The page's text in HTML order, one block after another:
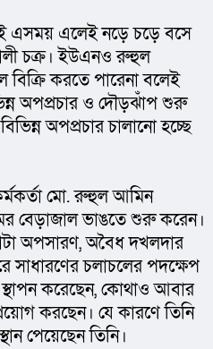
এসময় এলেই নড়ে চড়ে বসে
চক্র। ইউএনও রুহুল
করতে পারেনা বলেই
অপপ্রচার ও দৌড়ঝাঁপ শুরু
অপপ্রচার চালানো হচ্ছে
মো. রুহুল আমিন
বেড়াজাল ভাঙতে শুরু করেন।
অপসারণ, অবৈধ দখলদার
চলাচলের পদক্ষেপ
স্থাপন করেছেন, কোথাও আবার
করছেন। যে কারণে তিনি
পেয়েছেন তিনি।